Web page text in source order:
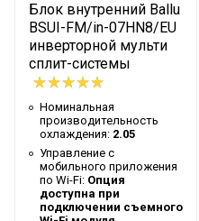
Мин. рабочая
температура воздуха для
внешнего блока
Таймер на отключение
Работает с Марусей
Высота упаковки товара
Работает с Алисой
Гарантийный документ
Блок внутренний Ballu
BSUI-FM/in-07HN8/EU
инверторной мульти
сплит-системы
Номинальная
производительность
охлаждения: 2.05
Управление c
мобильного приложения
по Wi-Fi: Опция
доступна при
подключении съемного